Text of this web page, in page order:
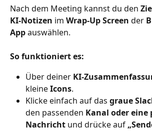
Nach dem Meeting kannst du den
KI-Notizen im Wrap-Up Screen der
App auswählen.
So funktioniert es:
Über deiner KI-
kleine Icons.
Klicke einfach auf das graue
den passenden Kanal oder eine
Nachricht und drücke auf